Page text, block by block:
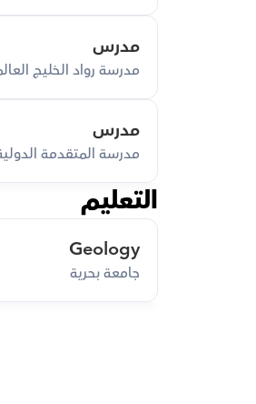
مدرس
مدرسة رواد الخليج
مدرس
مدرسة المتقدمة
التعليم
Geology
جامعة بحرية